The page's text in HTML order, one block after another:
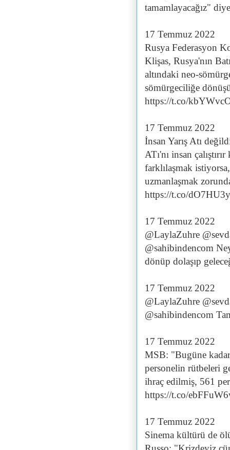
tamamlayacağız"
17 Temmuz 2022
Rusya Federasyon
Klişas, Rusya'nın
altındaki neo-
sömürgeciliğe
https://t.co/
17 Temmuz 2022
İnsan Yarış Atı
ATı'nı insan
farklılaşmak
uzmanlaşmak
https://t.co/
17 Temmuz 2022
@LaylaZuhre
@sahibindencom
dönüp dolaşıp
17 Temmuz 2022
@LaylaZuhre
@sahibindencom
17 Temmuz 2022
MSB: "Bugüne
personelin rütbeleri
ihraç edilmiş, 561
https://t.co/
17 Temmuz 2022
Sinema kültürü de